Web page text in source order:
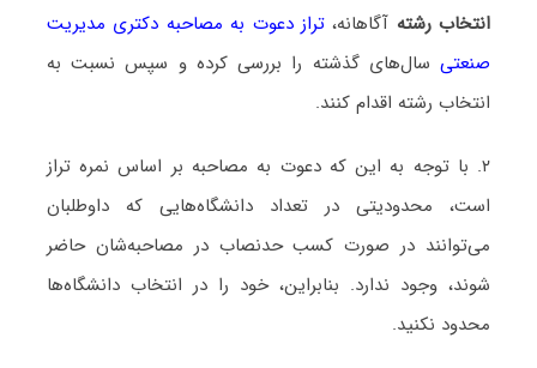
انتخاب رشته آگاهانه،تراز دعوت به مصاحبه دکتری مدیریت
صنعتیسال‌های گذشته را بررسی کرده و سپس نسبت به
انتخاب رشته اقدام کنند.
۲. با توجه به این که دعوت به مصاحبه بر اساس نمره تراز
است، محدودیتی در تعداد دانشگاه‌هایی که داوطلبان
می‌توانند در صورت کسب حدنصاب در مصاحبه‌شان حاضر
شوند، وجود ندارد. بنابراین، خود را در انتخاب دانشگاه‌ها
محدود نکنید.